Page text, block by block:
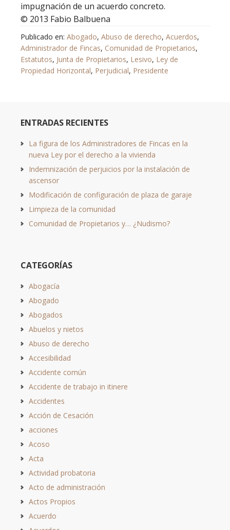
impugnación de un acuerdo concreto.
© 2013 Fabio Balbuena
Publicado en: Abogado, Abuso de derecho, Acuerdos,
Administrador de Fincas, Comunidad de Propietarios,
Estatutos, Junta de Propietarios, Lesivo, Ley de
Propiedad Horizontal, Perjudicial, Presidente
ENTRADAS RECIENTES
La figura de los Administradores de Fincas en la
nueva Ley por el derecho a la vivienda
Indemnización de perjuicios por la instalación de
ascensor
Modificación de configuración de plaza de garaje
Limpieza de la comunidad
Comunidad de Propietarios y… ¿Nudismo?
CATEGORÍAS
Abogacía
Abogado
Abogados
Abuelos y nietos
Abuso de derecho
Accesibilidad
Accidente común
Accidente de trabajo in itinere
Accidentes
Acción de Cesación
acciones
Acoso
Acta
Actividad probatoria
Acto de administración
Actos Propios
Acuerdo